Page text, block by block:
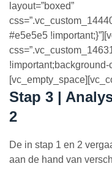
layout=”boxed”
#e5e5e5
!important;background-
Stap 3 |
2
De in stap 1 en 2
aan de hand van